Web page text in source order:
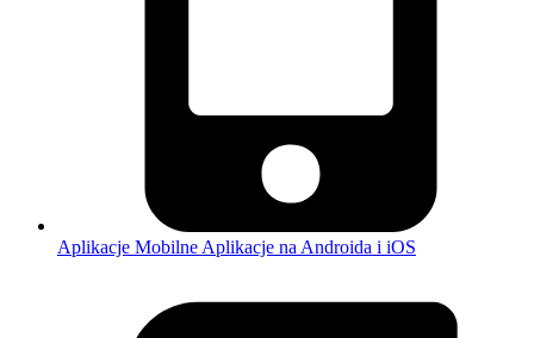
Aplikacje Mobilne Aplikacje na Androida i iOS